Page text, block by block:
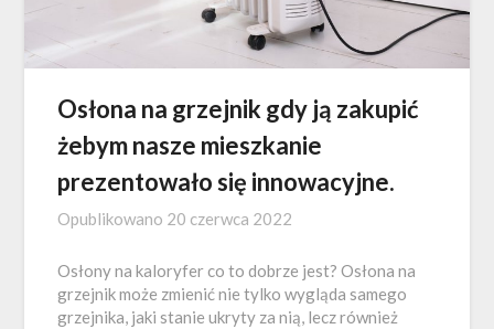
Osłona na grzejnik gdy ją zakupić
żebym nasze mieszkanie
prezentowało się innowacyjne.
Opublikowano 20 czerwca 2022
Osłony na kaloryfer co to dobrze jest? Osłona na
grzejnik może zmienić nie tylko wygląda samego
grzejnika, jaki stanie ukryty za nią, lecz również